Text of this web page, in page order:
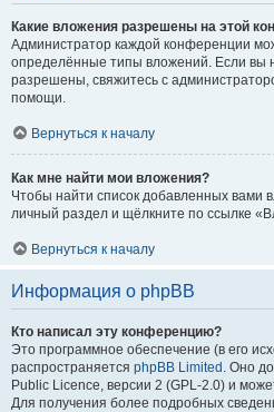
Какие вложения разрешены на этой
Администратор каждой конференции
определённые типы вложений. Если вы
разрешены, свяжитесь с
помощи.
Вернуться к началу
Как мне найти мои вложения?
Чтобы найти список добавленных вами
личный раздел и щёлкните по ссылке
Вернуться к началу
Информация о phpBB
Кто написал эту конференцию?
Это программное обеспечение (в его
распространяется phpBB Limited . Оно
Public Licence, версии 2 (GPL-2.0) и
Для получения более подробных